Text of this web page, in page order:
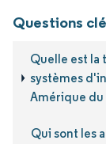
Questions
Quelle est la
systèmes
Amérique du
Qui sont les